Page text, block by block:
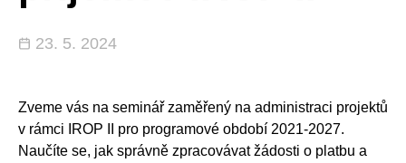
23. 5. 2024
Zveme vás na seminář zaměřený na administraci projektů
v rámci IROP II pro programové období 2021-2027.
Naučíte se, jak správně zpracovávat žádosti o platbu a